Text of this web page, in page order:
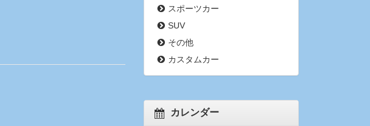
スポーツカー
SUV
その他
カスタムカー
カレンダー